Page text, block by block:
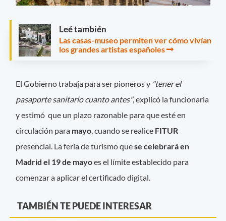
Leé también
Las casas-museo permiten ver cómo vivían
los grandes artistas españoles
El Gobierno trabaja para ser pioneros y "tener el
pasaporte sanitario cuanto antes", explicó la funcionaria
y estimó que un plazo razonable para que esté en
circulación para mayo , cuando se realice FITUR
presencial. La feria de turismo quese celebrará en
Madrid el 19 de mayoes el límite establecido para
comenzar a aplicar el certificado digital.
TAMBIÉN TE PUEDE INTERESAR